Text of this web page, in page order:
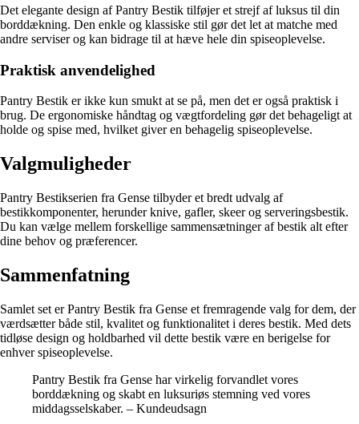
Det elegante design af Pantry Bestik tilføjer et strejf af luksus til din
borddækning. Den enkle og klassiske stil gør det let at matche med
andre serviser og kan bidrage til at hæve hele din spiseoplevelse.
Praktisk anvendelighed
Pantry Bestik er ikke kun smukt at se på, men det er også praktisk i
brug. De ergonomiske håndtag og vægtfordeling gør det behageligt at
holde og spise med, hvilket giver en behagelig spiseoplevelse.
Valgmuligheder
Pantry Bestikserien fra Gense tilbyder et bredt udvalg af
bestikkomponenter, herunder knive, gafler, skeer og serveringsbestik.
Du kan vælge mellem forskellige sammensætninger af bestik alt efter
dine behov og præferencer.
Sammenfatning
Samlet set er Pantry Bestik fra Gense et fremragende valg for dem, der
værdsætter både stil, kvalitet og funktionalitet i deres bestik. Med dets
tidløse design og holdbarhed vil dette bestik være en berigelse for
enhver spiseoplevelse.
Pantry Bestik fra Gense har virkelig forvandlet vores
borddækning og skabt en luksuriøs stemning ved vores
middagsselskaber. – Kundeudsagn